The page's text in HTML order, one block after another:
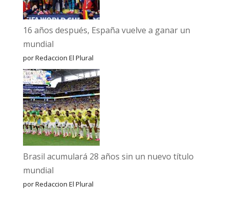
16 años después, España vuelve a ganar un
mundial
por Redaccion El Plural
Brasil acumulará 28 años sin un nuevo título
mundial
por Redaccion El Plural